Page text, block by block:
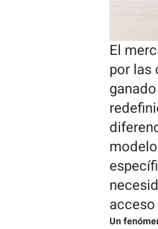
El
por las
Un